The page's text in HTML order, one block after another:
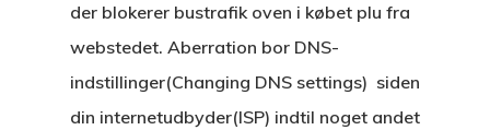
der blokerer bustrafik oven i købet plu fra
webstedet. Aberration bor DNS-
indstillinger(Changing DNS settings) siden
din internetudbyder(ISP) indtil noget andet